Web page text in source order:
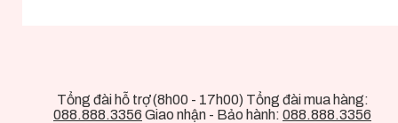
Tổng đài hỗ trợ (8h00 - 17h00) Tổng đài mua hàng:
088.888.3356 Giao nhận - Bảo hành: 088.888.3356